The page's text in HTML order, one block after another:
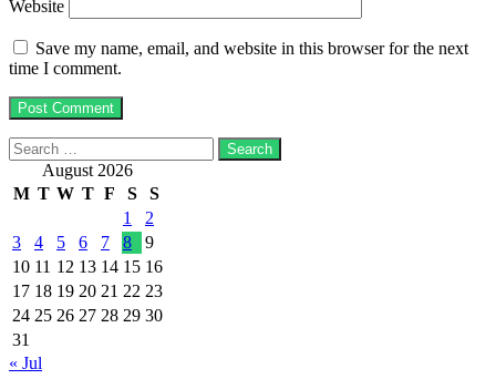
Website
Save my name, email, and website in this browser for the next
time I comment.
Search
for: August 2026
M T W T F S
S
1
2
3
4 5 6 7 8
9
10 11 12 13 14 15 16
17 18 19 20 21 22 23
24 25 26 27 28 29 30
31
« Jul